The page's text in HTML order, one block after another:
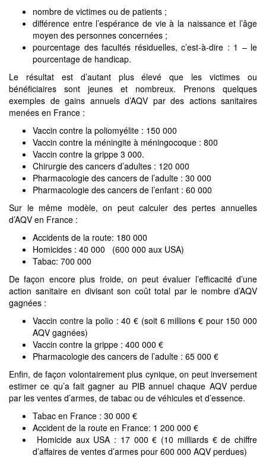
nombre de victimes ou de patients ;
différence entre l’espérance de vie à la naissance et l’âge
moyen des personnes concernées ;
pourcentage des facultés résiduelles, c’est-à-dire : 1 – le
pourcentage de handicap.
Le résultat est d’autant plus élevé que les victimes ou
bénéficiaires sont jeunes et nombreux. Prenons quelques
exemples de gains annuels d’AQV par des actions sanitaires
menées en France :
Vaccin contre la poliomyélite : 150 000
Vaccin contre la méningite à méningocoque : 800
Vaccin contre la grippe 3 000.
Chirurgie des cancers d’adultes : 120 000
Pharmacologie des cancers de l’adulte : 30 000
Pharmacologie des cancers de l’enfant : 60 000
Sur le même modèle, on peut calculer des pertes annuelles
d’AQV en France :
Accidents de la route: 180 000
Homicides : 40 000 (600 000 aux USA)
Tabac: 700 000
De façon encore plus froide, on peut évaluer l’efficacité d’une
action sanitaire en divisant son coût total par le nombre d’AQV
gagnées :
Vaccin contre la polio : 40 € (soit 6 millions € pour 150 000
AQV gagnées)
Vaccin contre la grippe : 400 000 €
Pharmacologie des cancers de l’adulte : 65 000 €
Enfin, de façon volontairement plus cynique, on peut inversement
estimer ce qu’a fait gagner au PIB annuel chaque AQV perdue
par les ventes d’armes, de tabac ou de véhicules et d’essence.
Tabac en France : 30 000 €
Accident de la route en France: 1 200 000 €
Homicide aux USA : 17 000 € (10 milliards € de chiffre
d’affaires de ventes d’armes pour 600 000 AQV perdues)